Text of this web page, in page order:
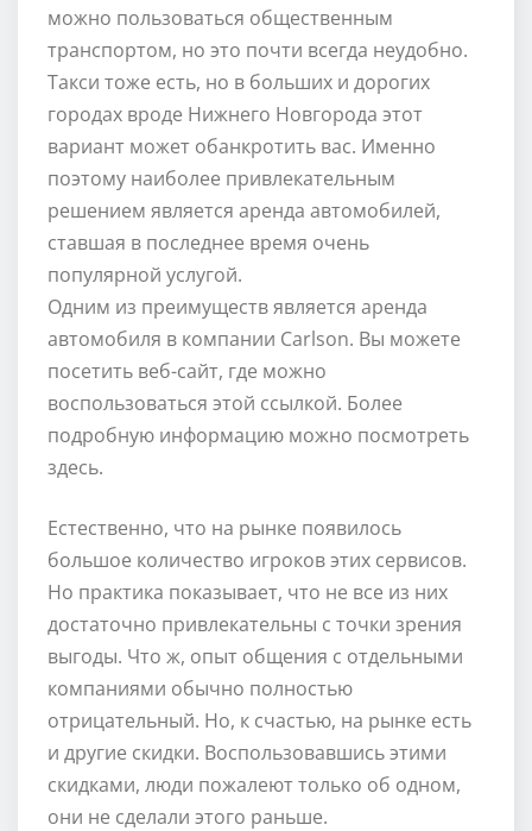
можно пользоваться общественным
транспортом, но это почти всегда неудобно.
Такси тоже есть, но в больших и дорогих
городах вроде Нижнего Новгорода этот
вариант может обанкротить вас. Именно
поэтому наиболее привлекательным
решением является аренда автомобилей,
ставшая в последнее время очень
популярной услугой.
Одним из преимуществ является аренда
автомобиля в компании Carlson. Вы можете
посетить веб-сайт, где можно
воспользоваться этой ссылкой. Более
подробную информацию можно посмотреть
здесь.
Естественно, что на рынке появилось
большое количество игроков этих сервисов.
Но практика показывает, что не все из них
достаточно привлекательны с точки зрения
выгоды. Что ж, опыт общения с отдельными
компаниями обычно полностью
отрицательный. Но, к счастью, на рынке есть
и другие скидки. Воспользовавшись этими
скидками, люди пожалеют только об одном,
они не сделали этого раньше.